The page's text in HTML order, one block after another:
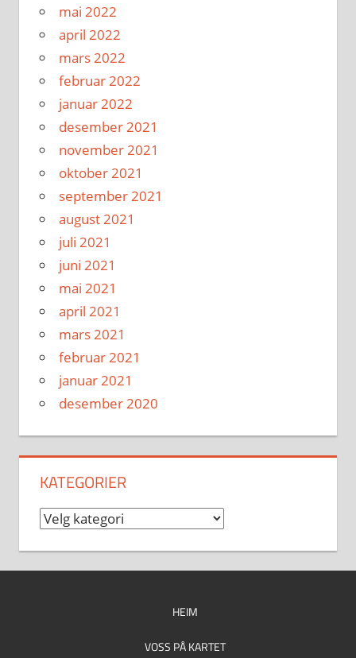
mai 2022
april 2022
mars 2022
februar 2022
januar 2022
desember 2021
november 2021
oktober 2021
september 2021
august 2021
juli 2021
juni 2021
mai 2021
april 2021
mars 2021
februar 2021
januar 2021
desember 2020
KATEGORIER
Kategorier
HEIM
VOSS PÅ KARTET